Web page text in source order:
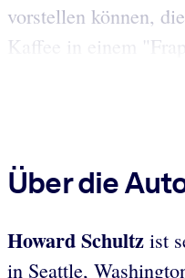
vorstellen können,
Kaffee in einem
Über die
Howard Schultz ist
in Seattle,